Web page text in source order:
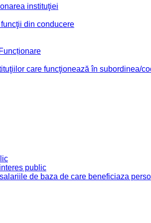
instituţiei
din conducere
care funcţionează în subordinea/
public
de baza de care beneficiaza